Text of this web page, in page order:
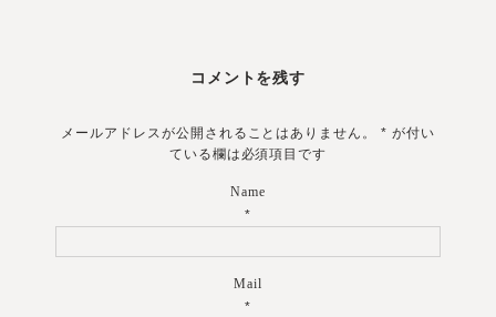
コメントを残す
メールアドレスが公開されることはありません。* が付い
ている欄は必須項目です
Name
*
Mail
*